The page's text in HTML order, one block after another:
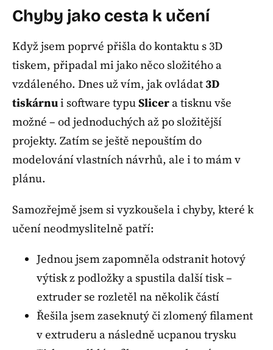
Chyby jako cesta k učení
Když jsem poprvé přišla do kontaktu s 3D
tiskem, připadal mi jako něco složitého a
vzdáleného. Dnes už vím, jak ovládat 3D
tiskárnui software typuSlicer a tisknu vše
možné – od jednoduchých až po složitější
projekty. Zatím se ještě nepouštím do
modelování vlastních návrhů, ale i to mám v
plánu.
Samozřejmě jsem si vyzkoušela i chyby, které k
učení neodmyslitelně patří:
Jednou jsem zapomněla odstranit hotový
výtisk z podložky a spustila další tisk –
extruder se rozletěl na několik částí
Řešila jsem zaseknutý či zlomený filament
v extruderu a následně ucpanou trysku